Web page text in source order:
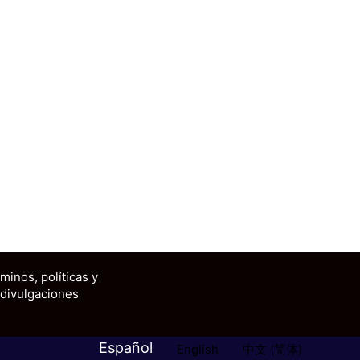
políticas y
divulgaciones
Español English
中文 (简体)